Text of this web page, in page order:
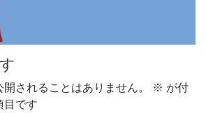
されることはありません。 ※ が付
目です